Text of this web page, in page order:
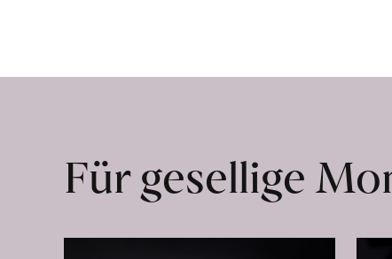
ab
Für gesellige